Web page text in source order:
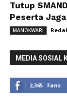
Tutup
Peserta
MANOKWARI
MEDIA SOSIAL
2,365 Fans